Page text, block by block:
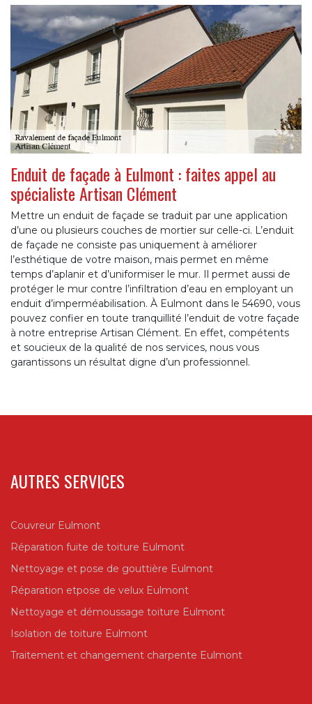
Enduit de façade à Eulmont : faites appel au
spécialiste Artisan Clément
Mettre un enduit de façade se traduit par une application
d’une ou plusieurs couches de mortier sur celle-ci. L’enduit
de façade ne consiste pas uniquement à améliorer
l’esthétique de votre maison, mais permet en même
temps d’aplanir et d’uniformiser le mur. Il permet aussi de
protéger le mur contre l’infiltration d’eau en employant un
enduit d’imperméabilisation. À Eulmont dans le 54690, vous
pouvez confier en toute tranquillité l’enduit de votre façade
à notre entreprise Artisan Clément. En effet, compétents
et soucieux de la qualité de nos services, nous vous
garantissons un résultat digne d’un professionnel.
AUTRES SERVICES
Couvreur Eulmont
Réparation fuite de toiture Eulmont
Nettoyage et pose de gouttière Eulmont
Réparation etpose de velux Eulmont
Nettoyage et démoussage toiture Eulmont
Isolation de toiture Eulmont
Traitement et changement charpente Eulmont